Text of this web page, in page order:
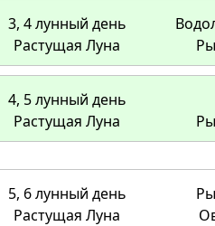
3, 4 лунный день
Растущая Луна
4, 5 лунный день
Растущая Луна
5, 6 лунный день
Растущая Луна